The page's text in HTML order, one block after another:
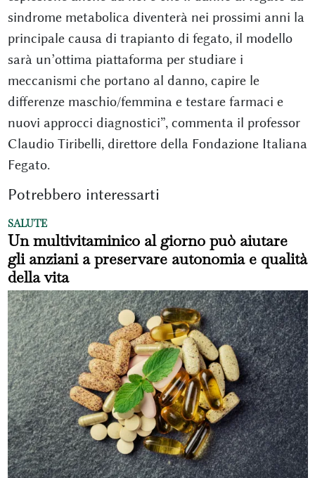
sindrome metabolica diventerà nei prossimi anni la
principale causa di trapianto di fegato, il modello
sarà un’ottima piattaforma per studiare i
meccanismi che portano al danno, capire le
differenze maschio/femmina e testare farmaci e
nuovi approcci diagnostici”, commenta il professor
Claudio Tiribelli, direttore della Fondazione Italiana
Fegato.
Potrebbero interessarti
SALUTE
Un multivitaminico al giorno può aiutare
gli anziani a preservare autonomia e qualità
della vita